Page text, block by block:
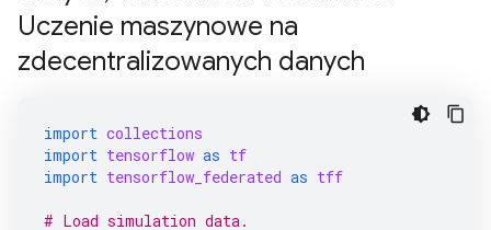
Uczenie maszynowe na
zdecentralizowanych danych
import collections
import tensorflow as tf
import tensorflow_federated as tff
# Load simulation data.